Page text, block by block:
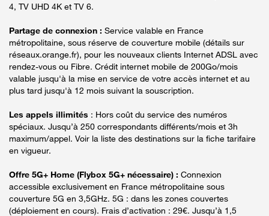
4, TV UHD 4K et TV 6.
Partage de connexion : Service valable en France
métropolitaine, sous réserve de couverture mobile (détails sur
réseaux.orange.fr), pour les nouveaux clients Internet ADSL avec
rendez-vous ou Fibre. Crédit internet mobile de 200Go/mois
valable jusqu'à la mise en service de votre accès internet et au
plus tard jusqu'à 12 mois suivant la souscription.
Les appels illimités : Hors coût du service des numéros
spéciaux. Jusqu’à 250 correspondants différents/mois et 3h
maximum/appel. Voir la liste des destinations sur la fiche tarifaire
en vigueur.
Offre 5G+ Home (Flybox 5G+ nécessaire) : Connexion
accessible exclusivement en France métropolitaine sous
couverture 5G en 3,5GHz. 5G : dans les zones couvertes
(déploiement en cours). Frais d’activation : 29€. Jusqu’à 1,5